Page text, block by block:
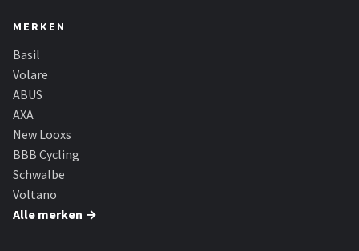
MERKEN
Basil
Volare
ABUS
AXA
New Looxs
BBB Cycling
Schwalbe
Voltano
Alle merken →